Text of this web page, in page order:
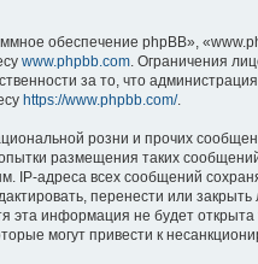
обеспечение phpBB»,
www.phpbb.com . Ограничения
за то, что
https://www.phpbb.com/.
розни и прочих
размещения таких
IP-адреса всех сообщений
перенести или
эта информация не будет
могут привести к